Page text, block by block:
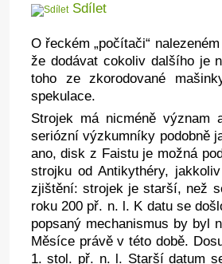
Sdílet
O řeckém „počítači“
že dodávat cokoliv dalšího je
toho ze zkorodované
spekulace.
Strojek má nicméně význam
seriózní výzkumníky podobně
ano, disk z Faistu je možná
strojku od Antikythéry,
zjištění: strojek je starší, než
roku 200 př. n. l. K datu se
popsaný mechanismus by byl
Měsíce právě v této době.
1. stol. př. n. l. Starší datum